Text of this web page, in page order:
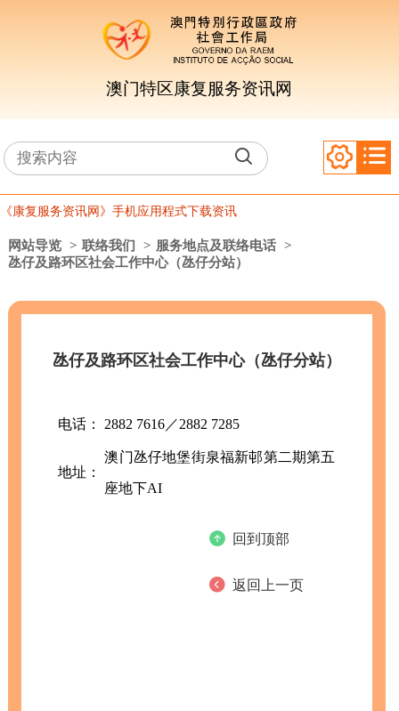
澳门特区康复服务资讯网
《康复服务资讯网》手机应用程式下载资讯
网站导览 > 联络我们 > 服务地点及联络电话 >
氹仔及路环区社会工作中心（氹仔分站）
氹仔及路环区社会工作中心（氹仔分站）
电话： 2882 7616／2882 7285
地址：
澳门氹仔地堡街泉福新邨第二期第五
座地下AI
回到顶部
返回上一页